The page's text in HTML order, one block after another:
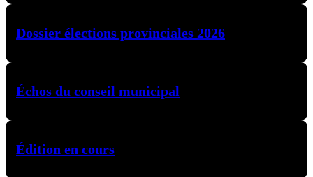
Dossier élections provinciales 2026
Échos du conseil municipal
Édition en cours